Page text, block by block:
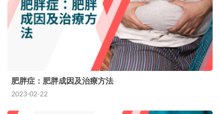
肥胖症：肥胖成因及治療方法
2023-02-22